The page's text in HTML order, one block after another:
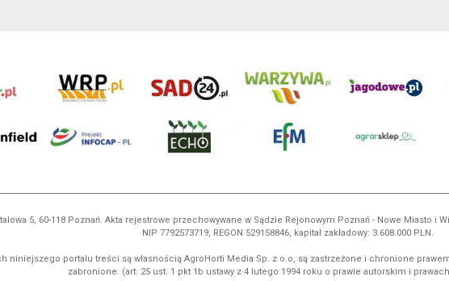
5, 60-118 Poznań. Akta rejestrowe przechowywane w Sądzie Rejonowym Poznań - Nowe Miasto i
NIP 7792573719, REGON 529158846, kapitał zakładowy: 3.608.000 PLN.
niniejszego portalu treści są własnością AgroHorti Media Sp. z o.o, są zastrzeżone i chronione
zabronione. (art. 25 ust. 1 pkt 1b ustawy z 4 lutego 1994 roku o prawie autorskim i